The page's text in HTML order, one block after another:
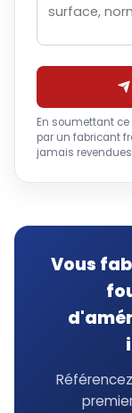
En soumettant
par un fabricant
jamais
Vous